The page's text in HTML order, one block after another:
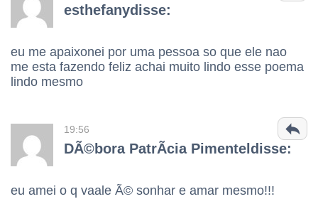
esthefanydisse:
eu me apaixonei por uma pessoa so que ele nao
me esta fazendo feliz achai muito lindo esse poema
lindo mesmo
19:56
DÃ©bora PatrÃ­cia Pimenteldisse:
eu amei o q vaale Ã© sonhar e amar mesmo!!!